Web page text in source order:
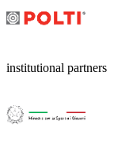
institutional partners